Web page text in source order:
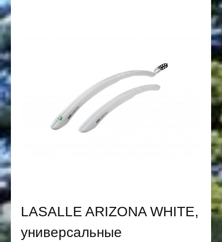
LASALLE ARIZONA WHITE,
универсальные